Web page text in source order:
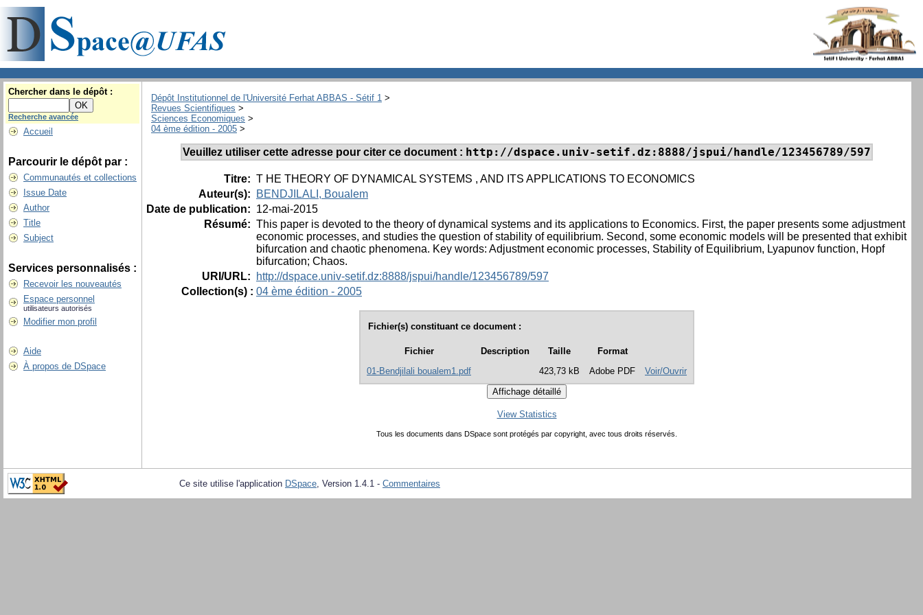
Chercher dans le dépôt :
Recherche avancée
Accueil
Parcourir le dépôt par :
Communautés et collections
Issue Date
Author
Title
Subject
Services personnalisés :
Recevoir les nouveautés
Espace personnel
utilisateurs autorisés
Modifier mon profil
Aide
À propos de DSpace
Dépôt Institutionnel de l'Université Ferhat ABBAS - Sétif 1 >
Revues Scientifiques >
Sciences Economiques >
04 ème édition - 2005 >
Veuillez utiliser cette adresse pour citer ce document : http://dspace.univ-setif.dz:8888/jspui/handle/123456789/597
Titre: T HE THEORY OF DYNAMICAL SYSTEMS , AND ITS APPLICATIONS TO ECONOMICS
Auteur(s):
BENDJILALI, Boualem
Date de publication: 12-mai-2015
Résumé: This paper is devoted to the theory of dynamical systems and its applications to Economics. First, the paper presents some adjustment
economic processes, and studies the question of stability of equilibrium. Second, some economic models will be presented that exhibit
bifurcation and chaotic phenomena. Key words: Adjustment economic processes, Stability of Equilibrium, Lyapunov function, Hopf
bifurcation; Chaos.
URI/URL:
http://dspace.univ-setif.dz:8888/jspui/handle/123456789/597
Collection(s) : 04 ème édition - 2005
Fichier(s) constituant ce document :
Fichier Description Taille
Format
01-Bendjilali boualem1.pdf
423,73 kB Adobe PDF Voir/Ouvrir
View Statistics
Tous les documents dans DSpace sont protégés par copyright, avec tous droits réservés.
Ce site utilise l'application DSpace, Version 1.4.1 - Commentaires